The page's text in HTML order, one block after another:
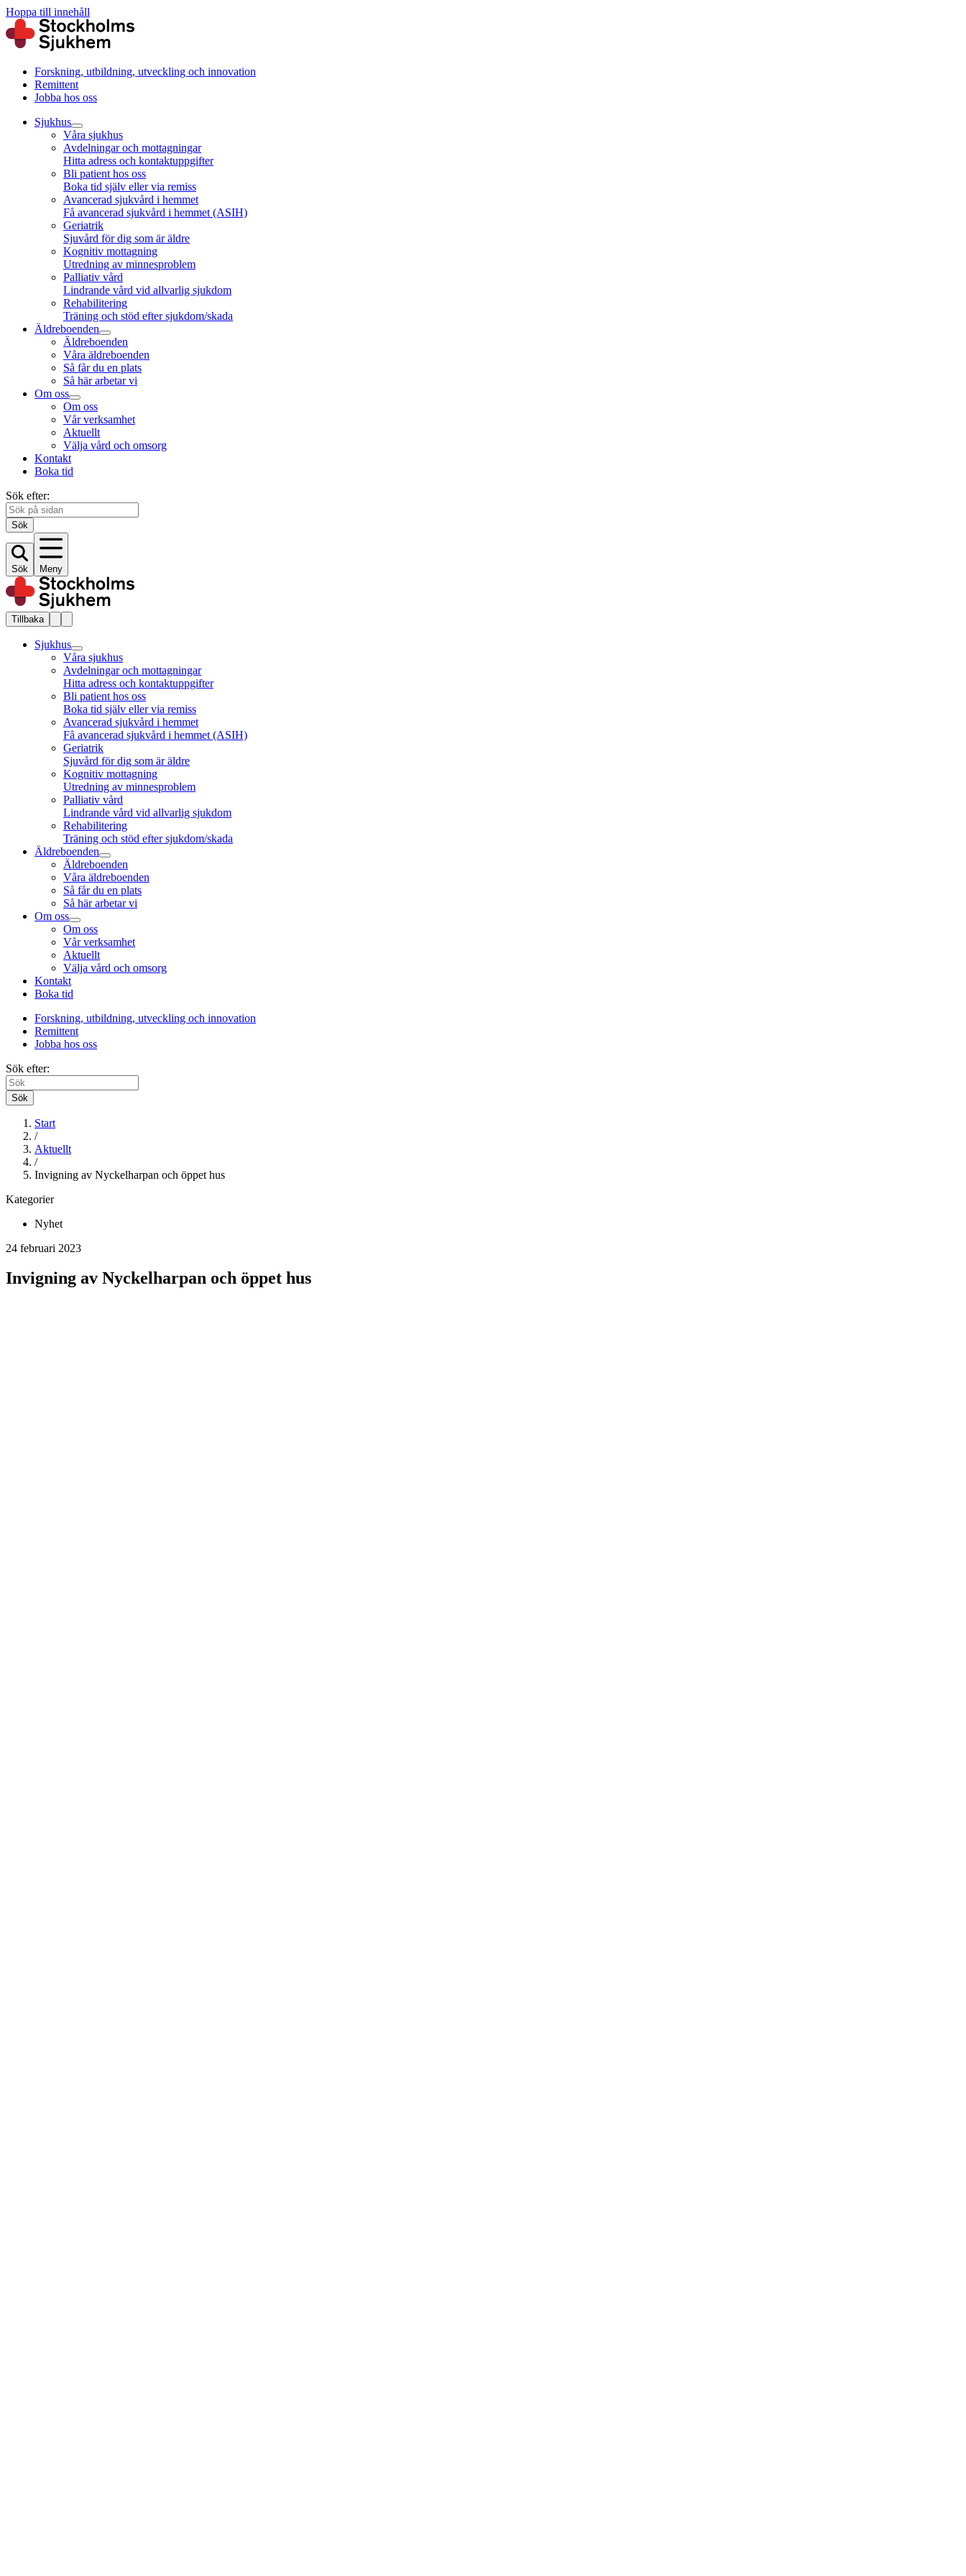
Hoppa till innehåll
Forskning, utbildning, utveckling och innovation
Remittent
Jobba hos oss
Sjukhus
Våra sjukhus
Avdelningar och mottagningar
Hitta adress och kontaktuppgifter
Bli patient hos oss
Boka tid själv eller via remiss
Avancerad sjukvård i hemmet
Få avancerad sjukvård i hemmet (ASIH)
Geriatrik
Sjuvård för dig som är äldre
Kognitiv mottagning
Utredning av minnesproblem
Palliativ vård
Lindrande vård vid allvarlig sjukdom
Rehabilitering
Träning och stöd efter sjukdom/skada
Äldreboenden
Äldreboenden
Våra äldreboenden
Så får du en plats
Så här arbetar vi
Om oss
Om oss
Vår verksamhet
Aktuellt
Välja vård och omsorg
Kontakt
Boka tid
Sök efter:
Sök
Sök Meny
Tillbaka
Sjukhus
Våra sjukhus
Avdelningar och mottagningar
Hitta adress och kontaktuppgifter
Bli patient hos oss
Boka tid själv eller via remiss
Avancerad sjukvård i hemmet
Få avancerad sjukvård i hemmet (ASIH)
Geriatrik
Sjuvård för dig som är äldre
Kognitiv mottagning
Utredning av minnesproblem
Palliativ vård
Lindrande vård vid allvarlig sjukdom
Rehabilitering
Träning och stöd efter sjukdom/skada
Äldreboenden
Äldreboenden
Våra äldreboenden
Så får du en plats
Så här arbetar vi
Om oss
Om oss
Vår verksamhet
Aktuellt
Välja vård och omsorg
Kontakt
Boka tid
Forskning, utbildning, utveckling och innovation
Remittent
Jobba hos oss
Sök efter:
Sök
Start
/
Aktuellt
/
Invigning av Nyckelharpan och öppet hus
Kategorier
Nyhet
24 februari 2023
Invigning av Nyckelharpan och öppet hus